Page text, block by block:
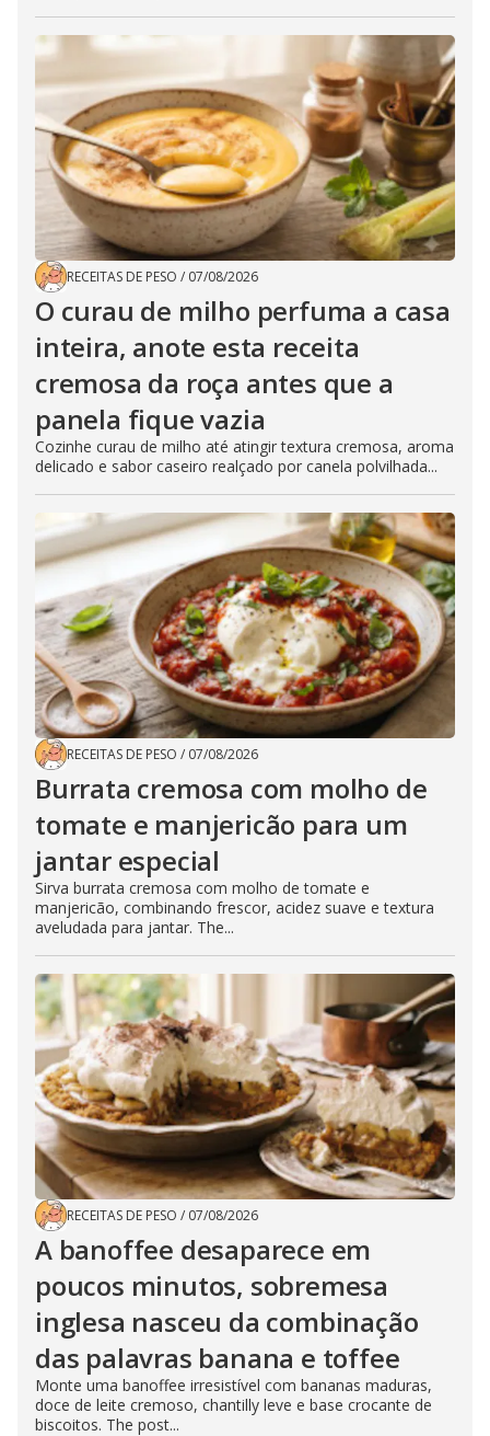
RECEITAS DE PESO / 07/08/2026
O curau de milho perfuma a casa
inteira, anote esta receita
cremosa da roça antes que a
panela fique vazia
Cozinhe curau de milho até atingir textura cremosa, aroma
delicado e sabor caseiro realçado por canela polvilhada...
RECEITAS DE PESO / 07/08/2026
Burrata cremosa com molho de
tomate e manjericão para um
jantar especial
Sirva burrata cremosa com molho de tomate e
manjericão, combinando frescor, acidez suave e textura
aveludada para jantar. The...
RECEITAS DE PESO / 07/08/2026
A banoffee desaparece em
poucos minutos, sobremesa
inglesa nasceu da combinação
das palavras banana e toffee
Monte uma banoffee irresistível com bananas maduras,
doce de leite cremoso, chantilly leve e base crocante de
biscoitos. The post...